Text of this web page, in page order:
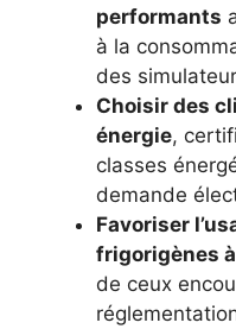
performants
à la
des
Choisir des
énergie,
classes
demande
Favoriser
frigorigènes
de ceux